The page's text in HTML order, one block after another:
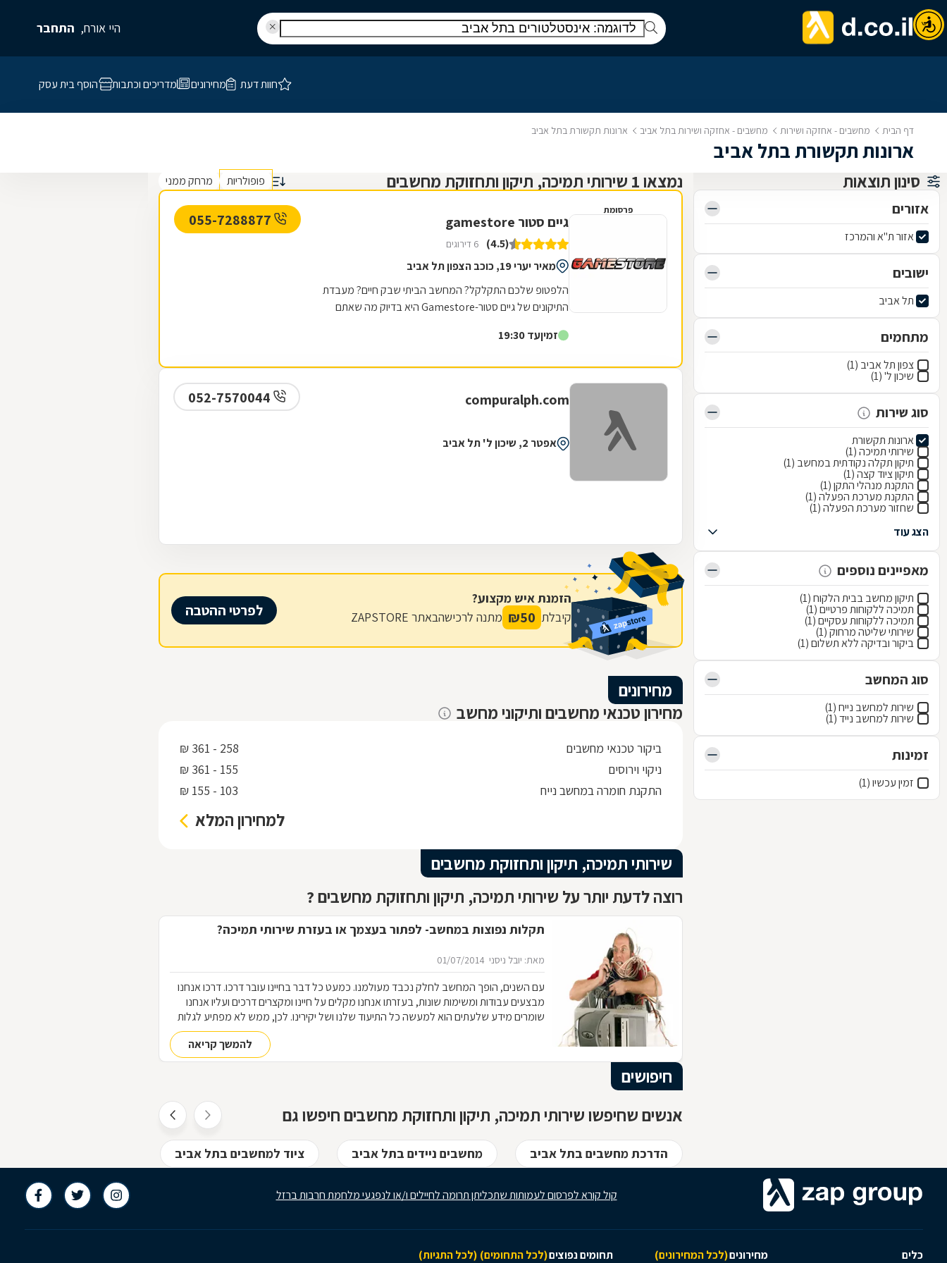
היי אורח, התחבר
חוות דעת מחירונים מדריכים וכתבות הוסף בית עסק
דף הבית מחשבים - אחזקה ושירות מחשבים - אחזקה ושירות בתל אביב ארונות תקשורת בתל אביב
ארונות תקשורת בתל אביב
סינון תוצאות
אזורים
אזור ת"א והמרכז
ישובים
תל אביב
מתחמים
צפון תל אביב (1)
שיכון ל' (1)
סוג שירות
ארונות תקשורת
שירותי תמיכה (1)
תיקון תקלה נקודתית במחשב (1)
תיקון ציוד קצה (1)
התקנת מנהלי התקן (1)
התקנת מערכת הפעלה (1)
שחזור מערכת הפעלה (1)
הצג עוד
מאפיינים נוספים
תיקון מחשב בבית הלקוח (1)
תמיכה ללקוחות פרטיים (1)
תמיכה ללקוחות עסקיים (1)
שירותי שליטה מרחוק (1)
ביקור ובדיקה ללא תשלום (1)
סוג המחשב
שירות למחשב נייח (1)
שירות למחשב נייד (1)
זמינות
זמין עכשיו (1)
נמצאו 1 שירותי תמיכה, תיקון ותחזוקת מחשבים פופולריות מרחק ממני
פרסומת
גיים סטור gamestore
(4.5) 6 דירוגים
מאיר יערי 19, כוכב הצפון תל אביב
הלפטופ שלכם התקלקל? המחשב הביתי שבק חיים? מעבדת
התיקונים של גיים סטור-Gamestore היא בדיוק מה שאתם
זמיןעד 19:30
compuralph.com
אפטר 2, שיכון ל' תל אביב
הזמנת איש מקצוע?
קיבלת 50
₪ מתנה לרכישהבאתר ZAPSTORE לפרטי ההטבה
מחירונים
מחירון טכנאי מחשבים ותיקוני מחשב
ביקור טכנאי מחשבים
258 - 361 ₪
ניקוי וירוסים
155 - 361 ₪
התקנת חומרה במחשב נייח
103 - 155 ₪
למחירון המלא
שירותי תמיכה, תיקון ותחזוקת מחשבים
רוצה לדעת יותר על שירותי תמיכה, תיקון ותחזוקת מחשבים ?
תקלות נפוצות במחשב- לפתור בעצמך או בעזרת שירותי תמיכה?
מאת: יובל ניסני 01/07/2014
עם השנים, הופך המחשב לחלק נכבד מעולמנו. כמעט כל דבר בחיינו עובר דרכו. דרכו אנחנו
מבצעים עבודות ומשימות שונות, בעזרתו אנחנו מקלים על חיינו ומקצרים דרכים ועליו אנחנו
שומרים מידע שלעתים הוא למעשה כל התיעוד שלנו ושל יקירינו. לכן, ממש לא מפתיע לגלות
עד כמה כל תקלה במחשב תגרום לנו לחרדה של ממש, ולמוכנות לעשות כמעט הכול כדי
שהמחשב ישוב לעבוד כפי שעבד קודם לכן. כדי שזה יקרה, רבים מאתנו נוהגים להזעיק באופן
מידי את הטכנאי הזמין ביותר, ויעלה הביקור כמה שיעלה. בפועל, לא פעם אנחנו יכולים לתקן
להמשך קריאה
חיפושים
אנשים שחיפשו שירותי תמיכה, תיקון ותחזוקת מחשבים חיפשו גם
הדרכת מחשבים בתל אביב מחשבים ניידים בתל אביב ציוד למחשבים בתל אביב
קול קורא לפרסום לעמותות שתכליתן תרומה לחיילים ו/או לנפגעי מלחמת חרבות ברזל
כלים מחירונים(לכל המחירונים) תחומים נפוצים(לכל התחומים) (לכל התגיות)